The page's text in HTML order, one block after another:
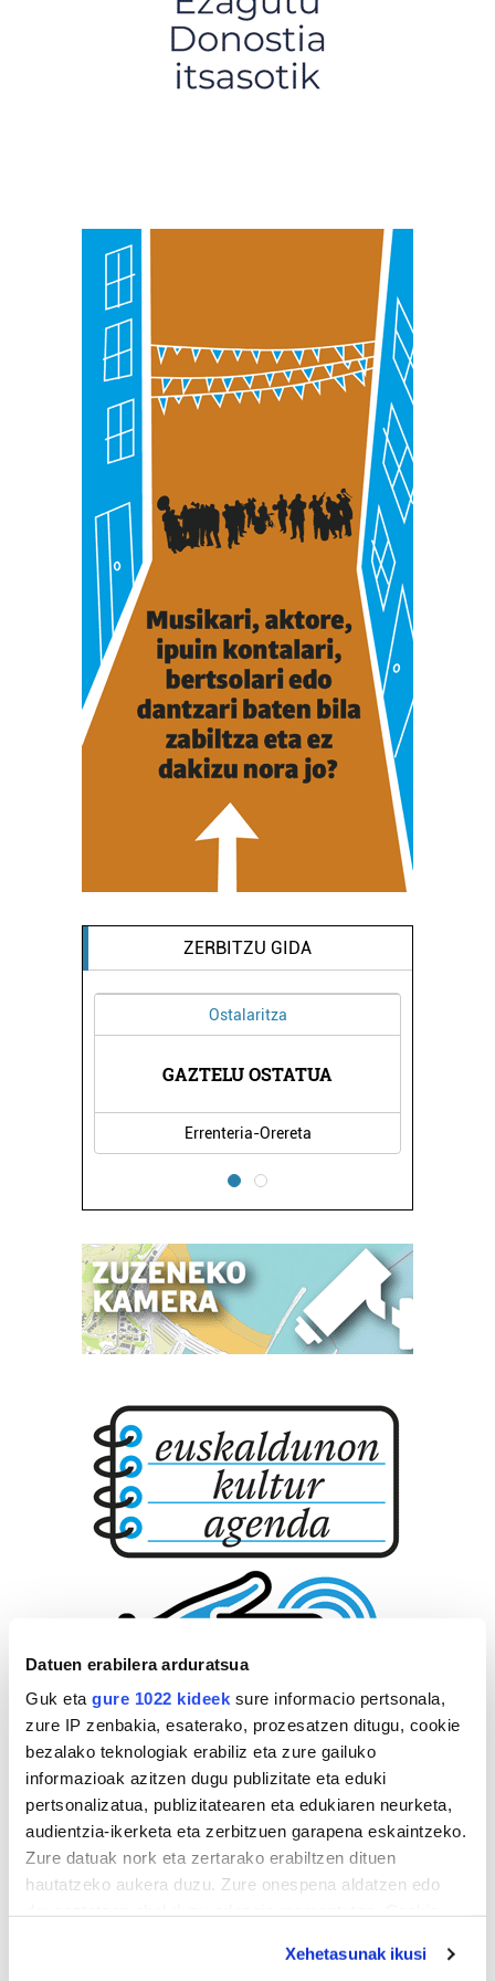
Datuen erabilera arduratsua
Guk eta gure 1022 kideek sure informacio pertsonala,
zure IP zenbakia, esaterako, prozesatzen ditugu, cookie
bezalako teknologiak erabiliz eta zure gailuko
informazioak azitzen dugu publizitate eta eduki
pertsonalizatua, publizitatearen eta edukiaren neurketa,
audientzia-ikerketa eta zerbitzuen garapena eskaintzeko.
Zure datuak nork eta zertarako erabiltzen dituen
hautatzeko aukera duzu. Zure onespena aldatzen edo
Xehetasunak ikusi
ZERBITZU GIDA
GAZTELU OSTATUA CRISTOBAL GAMON